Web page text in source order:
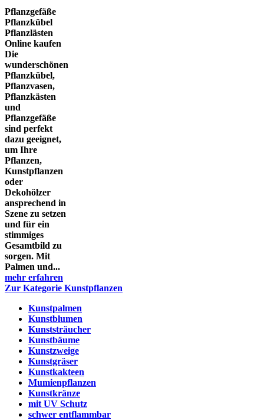
Pflanzgefäße
Pflanzkübel
Pflanzlästen
Online kaufen
Die
wunderschönen
Pflanzkübel,
Pflanzvasen,
Pflanzkästen
und
Pflanzgefäße
sind perfekt
dazu geeignet,
um Ihre
Pflanzen,
Kunstpflanzen
oder
Dekohölzer
ansprechend in
Szene zu setzen
und für ein
stimmiges
Gesamtbild zu
sorgen. Mit
Palmen und...
mehr erfahren
Zur Kategorie Kunstpflanzen
Kunstpalmen
Kunstblumen
Kunststräucher
Kunstbäume
Kunstzweige
Kunstgräser
Kunstkakteen
Mumienpflanzen
Kunstkränze
mit UV Schutz
schwer entflammbar